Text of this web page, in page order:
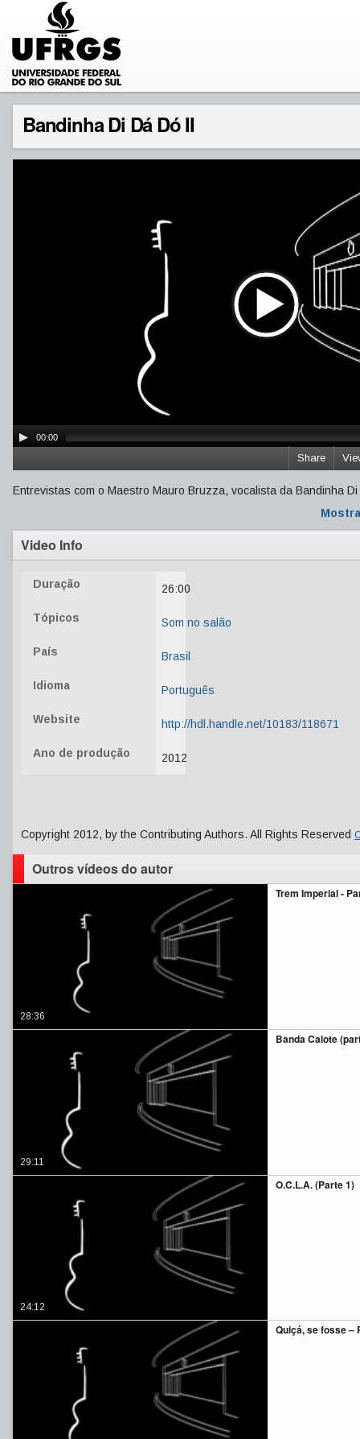
Bandinha Di Dá Dó II
00:00
Share
Entrevistas com o Maestro Mauro Bruzza, vocalista da Bandinha
Video Info
Duração 26:00
Tópicos Som no salão
País Brasil
Idioma Português
Website http://hdl.handle.net/10183/118671
Ano de produção 2012
Copyright 2012, by the Contributing Authors. All Rights Reserved
Outros vídeos do autor
Trem Imperial -
28:36
Banda Calote
29:11
O.C.L.A. (Parte 1)
24:12
Quiçá, se fosse –